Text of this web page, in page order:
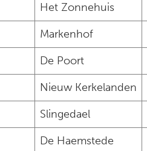
Het Zonnehuis
Markenhof
De Poort
Nieuw Kerkelanden
Slingedael
De Haemstede